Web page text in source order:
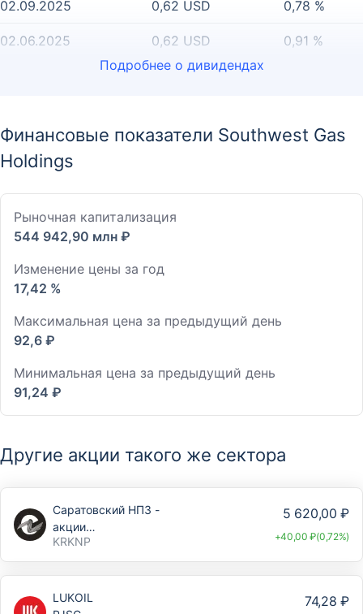
02.09.2025 0,62 USD 0,78 %
02.06.2025 0,62 USD
0,91 %
Подробнее о дивидендах
Финансовые показатели Southwest Gas
Holdings
Рыночная капитализация
544 942,90 млн ₽
Изменение цены за год
17,42 %
Максимальная цена за предыдущий день
92,6 ₽
Минимальная цена за предыдущий день
91,24 ₽
Другие акции такого же сектора
Саратовский НПЗ -
акции
привилегированные
KRKNP
5 620,00 ₽
+40,00 ₽(0,72%)
LUKOIL
74,28 ₽